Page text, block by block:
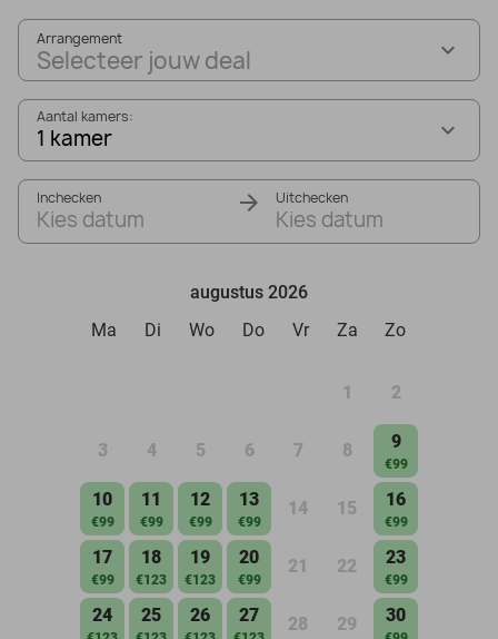
Arrangement
Selecteer jouw deal
Aantal kamers:
1 kamer
Inchecken
Kies datum
Uitchecken
Kies datum
augustus 2026
Ma
Di Wo Do Vr Za Zo
1 2
3 4 5 6 7 8 9
€99
10
€99
11
€99
12
€99
13
€99
14 15 16
€99
17
€99
18
€123
19
€123
20
€99
21 22 23
€99
24 25 26 27 28 29 30